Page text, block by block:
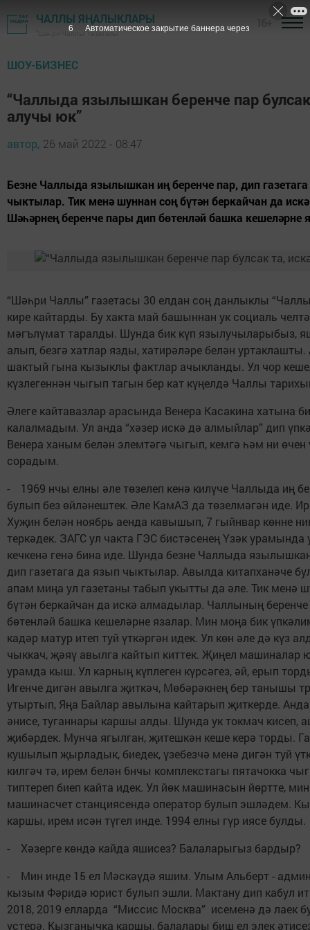
ЧАЛЛЫ ЯҢАЛЫКЛАРЫ
"Шәһри Чаллы" газетасы
ШОУ-БИЗНЕС
“Чаллыда язылышкан беренче пар
алучы юк”
автор, 26 май 2022 - 08:47
Безне Чаллыда язылышкан иң беренче пар, дип
чыктылар. Тик менә шуннан соң бүтән беркайчан да
Шәһәрнең беренче пары дип бөтенләй башка кешеләрне
“Шәһри Чаллы” газетасы 30 елдан соң данлыклы
кире кайтарды. Бу хакта май башыннан ук социаль
мәгълүмат таралды. Шунда бик күп язылучыларыбыз,
алып, безгә хатлар язды, хатирәләре белән
шактый гына кызыклы фактлар ачыкланды. Ул чор
күзлегеннән чыгып тагын бер кат күңелдә Чаллы
Әлеге кайтавазлар арасында Венера Касакина хатына
калалмадым. Ул анда “хәзер искә дә алмыйлар” дип
Венера ханым белән элемтәгә чыгып, кемгә һәм ни өчен
сорадым.
- 1969 нчы елны әле төзелеп кенә килүче Чаллыда иң
булып без өйләнештек. Әле КамАЗ да төзелмәгән иде.
Хуҗин белән ноябрь аенда кавышып, 7 гыйнвар көнне
теркәдек. ЗАГС ул чакта ГЭС бистәсенең Үзәк урамында
кечкенә генә бина иде. Шунда безне Чаллыда
дип газетага да язып чыктылар. Авылда китапханәче
апам миңа ул газетаны табып укытты да әле. Тик менә
бүтән беркайчан да искә алмадылар. Чаллының
бөтенләй башка кешеләрне язалар. Мин моңа бик
кадәр матур итеп туй үткәргән идек. Ул көн әле дә күз
чыккач, җәяү авылга кайтып киттек. Җиңел машиналар
урамда кыш. Ул карның күплеген күрсәгез, әй, ерып
Игенче дигән авылга җиткәч, Мөбәрәкнең бер танышы
утыртып, Яңа Байлар авылына кайтарып җиткерде.
әнисе, туганнары каршы алды. Шунда ук токмач кисеп,
җибәрдек. Мунча ягылган, җитешкән кеше керә торды.
кушылып җырладык, биедек, үзебезчә менә дигән туй
килгәч тә, ирем белән 6нчы комплекстагы пятачокка
типтереп биеп кайта идек. Ул йөк машинасын йөртте,
машинасчет станциясендә оператор булып эшләдем.
каршы, ирем исән түгел инде. 1994 елны гүр иясе булды.
- Хәзерге көндә кайда яшисез? Балаларыгыз бардыр?
- Мин инде 15 ел Мәскәүдә яшим. Улым Альберт -
кызым Фәридә юрист булып эшли. Мактану дип кабул
2018, 2019 елларда “Миссис Москва” исеменә дә лаек
үстерә. Кызганычка каршы, балалары биш ел элек
5 Автоматическое закрытие баннера через